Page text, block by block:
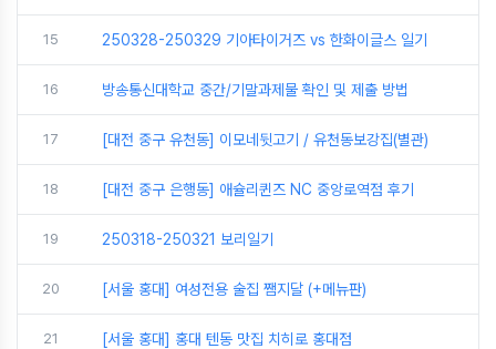
15 250328-250329 기아타이거즈 vs 한화이글스 일기
16 방송통신대학교 중간/기말과제물 확인 및 제출 방법
17 [대전 중구 유천동] 이모네뒷고기 / 유천동보강집(별관)
18 [대전 중구 은행동] 애슐리퀸즈 NC 중앙로역점 후기
19 250318-250321 보리일기
20 [서울 홍대] 여성전용 술집 쨈지달 (+메뉴판)
21 [서울 홍대] 홍대 텐동 맛집 치히로 홍대점